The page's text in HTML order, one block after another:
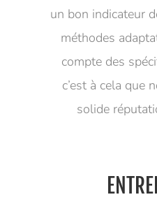
un bon indicateur
méthodes
compte des
c’est à cela que
solide